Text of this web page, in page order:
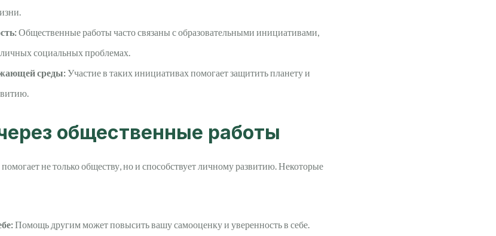
Общественные работы часто связаны с образовательными инициативами,
социальных проблемах.
среды:Участие в таких инициативах помогает защитить планету и
общественные работы
не только обществу, но и способствует личному развитию. Некоторые
Помощь другим может повысить вашу самооценку и уверенность в себе.